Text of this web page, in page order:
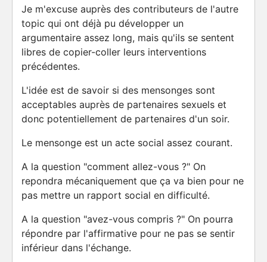
Je m'excuse auprès des contributeurs de l'autre
topic qui ont déjà pu développer un
argumentaire assez long, mais qu'ils se sentent
libres de copier-coller leurs interventions
précédentes.
L'idée est de savoir si des mensonges sont
acceptables auprès de partenaires sexuels et
donc potentiellement de partenaires d'un soir.
Le mensonge est un acte social assez courant.
A la question "comment allez-vous ?" On
repondra mécaniquement que ça va bien pour ne
pas mettre un rapport social en difficulté.
A la question "avez-vous compris ?" On pourra
répondre par l'affirmative pour ne pas se sentir
inférieur dans l'échange.